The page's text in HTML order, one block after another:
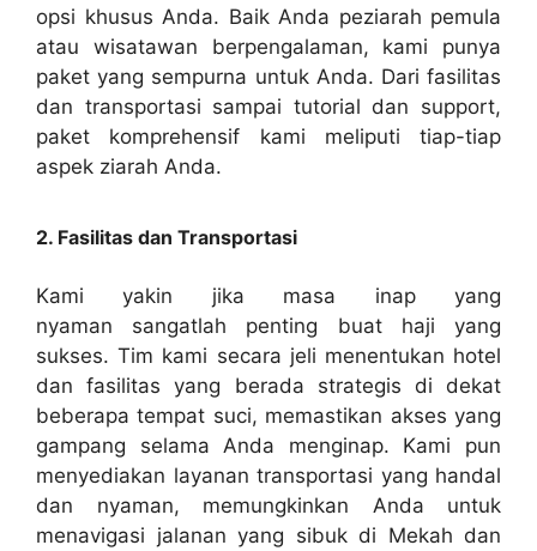
opsi khusus Anda. Baik Anda peziarah pemula
atau wisatawan berpengalaman, kami punya
paket yang sempurna untuk Anda. Dari fasilitas
dan transportasi sampai tutorial dan support,
paket komprehensif kami meliputi tiap-tiap
aspek ziarah Anda.
2. Fasilitas dan Transportasi
Kami yakin jika masa inap yang
nyaman sangatlah penting buat haji yang
sukses. Tim kami secara jeli menentukan hotel
dan fasilitas yang berada strategis di dekat
beberapa tempat suci, memastikan akses yang
gampang selama Anda menginap. Kami pun
menyediakan layanan transportasi yang handal
dan nyaman, memungkinkan Anda untuk
menavigasi jalanan yang sibuk di Mekah dan